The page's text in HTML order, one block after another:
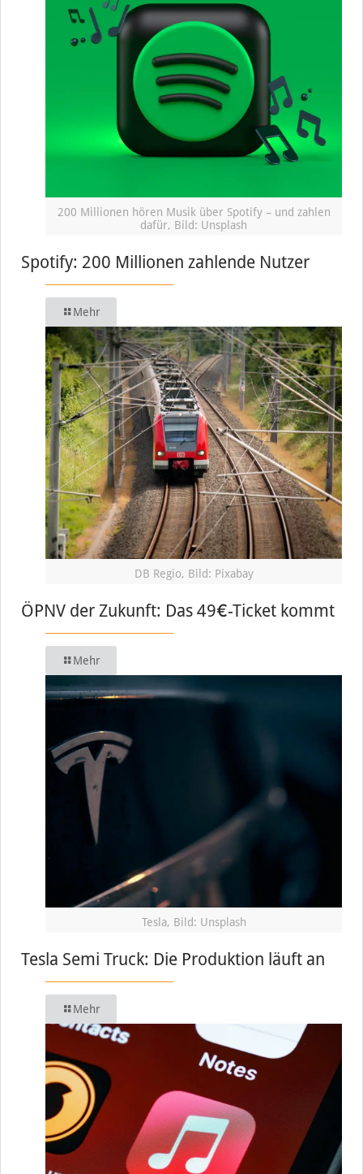
200 Millionen hören Musik über Spotify – und zahlen
dafür, Bild: Unsplash
Spotify: 200 Millionen zahlende Nutzer
Mehr
DB Regio, Bild: Pixabay
ÖPNV der Zukunft: Das 49€-Ticket kommt
Mehr
Tesla, Bild: Unsplash
Tesla Semi Truck: Die Produktion läuft an
Mehr